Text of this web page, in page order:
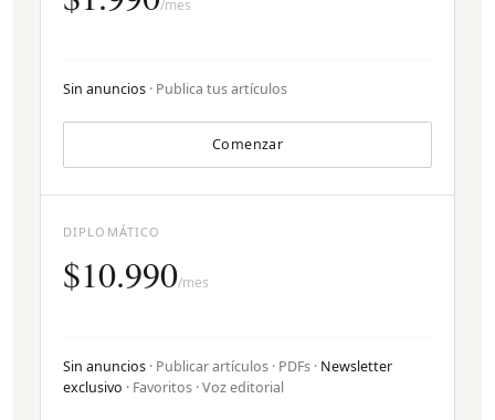
/mes
Sin anuncios · Publica tus artículos
Comenzar
DIPLOMÁTICO
$10.990/mes
Sin anuncios · Publicar artículos · PDFs · Newsletter
exclusivo · Favoritos · Voz editorial